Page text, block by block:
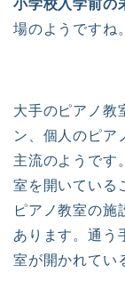
小学校入学前の
場のようですね。
大手のピアノ教
ン、個人のピア
主流のようです
室を開いている
ピアノ教室の施
あります。通う
室が開かれてい